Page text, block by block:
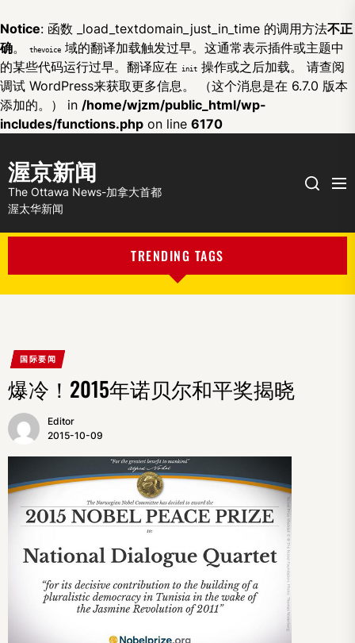
Notice: 函数 _load_textdomain_just_in_time 的调用方法不正
确。 thevoice 域的翻译加载触发过早。这通常表示插件或主题中
的某些代码运行过早。翻译应在
init 操作或之后加载。 请查阅
调试 WordPress来获取更多信息。 （这个消息是在 6.7.0 版本
添加的。） in /home/wjzm/public_html/wp-
includes/functions.php on line 6170
渥京新闻
The Ottawa News-加拿大首都
渥太华新闻
Search
TRENDING TAGS
国际要闻
爆冷！2015年诺贝尔和平奖揭晓
Editor
2015-10-09